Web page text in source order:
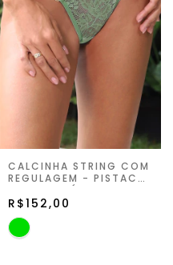
CALCINHA STRING COM
REGULAGEM - PISTACHE
R$152,00